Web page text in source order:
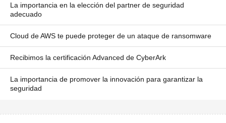
La importancia en la elección del partner de seguridad
adecuado
Cloud de AWS te puede proteger de un ataque de ransomware
Recibimos la certificación Advanced de CyberArk
La importancia de promover la innovación para garantizar la
seguridad